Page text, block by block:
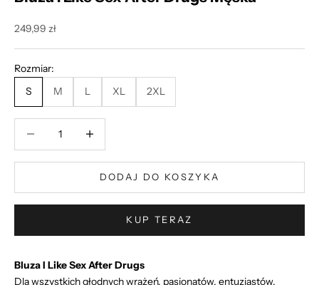
Cena promocyjna
249,99 zł
Rozmiar:
S
M L XL 2XL
DODAJ DO KOSZYKA
KUP TERAZ
Bluza I Like Sex After Drugs
Dla wszystkich głodnych wrażeń, pasjonatów, entuzjastów.